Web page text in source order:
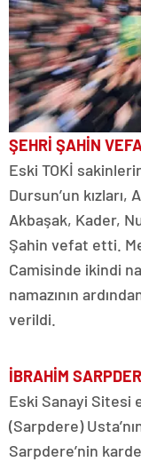
ŞEHRİ ŞAHİN
Eski TOKİ
Dursun’un kızları,
Akbaşak, Kader,
Şahin vefat etti.
Camisinde ikindi
namazının
verildi.
İBRAHİM
Eski Sanayi Sitesi
(Sarpdere)
Sarpdere’nin